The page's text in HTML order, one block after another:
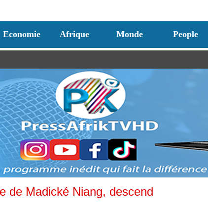
Economie Afrique Monde People
de Madické Niang, descend